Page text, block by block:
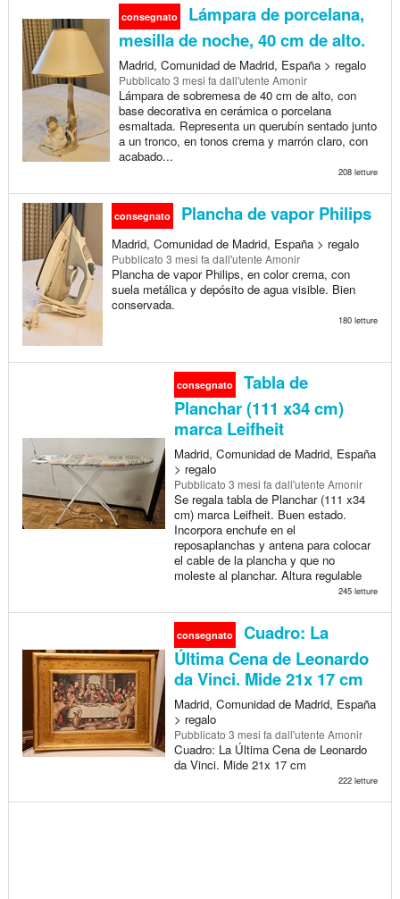
consegnato
Lámpara de porcelana,
mesilla de noche, 40 cm de alto.
Madrid, Comunidad de Madrid, España > regalo
Pubblicato 3 mesi fa dall'utente Amonir
Lámpara de sobremesa de 40 cm de alto, con
base decorativa en cerámica o porcelana
esmaltada. Representa un querubín sentado junto
a un tronco, en tonos crema y marrón claro, con
acabado...
208 letture
consegnato Plancha de vapor Philips
Madrid, Comunidad de Madrid, España > regalo
Pubblicato 3 mesi fa dall'utente Amonir
Plancha de vapor Philips, en color crema, con
suela metálica y depósito de agua visible. Bien
conservada.
180 letture
consegnato
Tabla de
Planchar (111 x34 cm)
marca Leifheit
Madrid, Comunidad de Madrid, España
> regalo
Pubblicato 3 mesi fa dall'utente Amonir
Se regala tabla de Planchar (111 x34
cm) marca Leifheit. Buen estado.
Incorpora enchufe en el
reposaplanchas y antena para colocar
el cable de la plancha y que no
moleste al planchar. Altura regulable
245 letture
consegnato
Cuadro: La
Última Cena de Leonardo
da Vinci. Mide 21x 17 cm
Madrid, Comunidad de Madrid, España
> regalo
Pubblicato 3 mesi fa dall'utente Amonir
Cuadro: La Última Cena de Leonardo
da Vinci. Mide 21x 17 cm
222 letture